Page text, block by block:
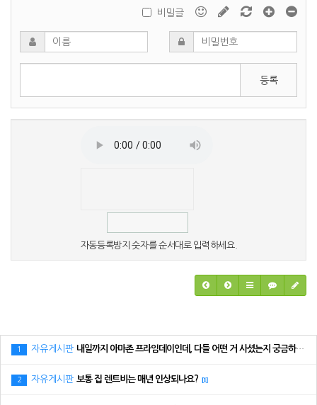
비밀글
등록
자동등록방지 숫자를 순서대로 입력하세요.
1 자유게시판 내일까지 아마존 프라임데이인데, 다들 어떤 거 사셨는지 궁금하네요.
2 자유게시판 보통 집 렌트비는 매년 인상되나요? [1]